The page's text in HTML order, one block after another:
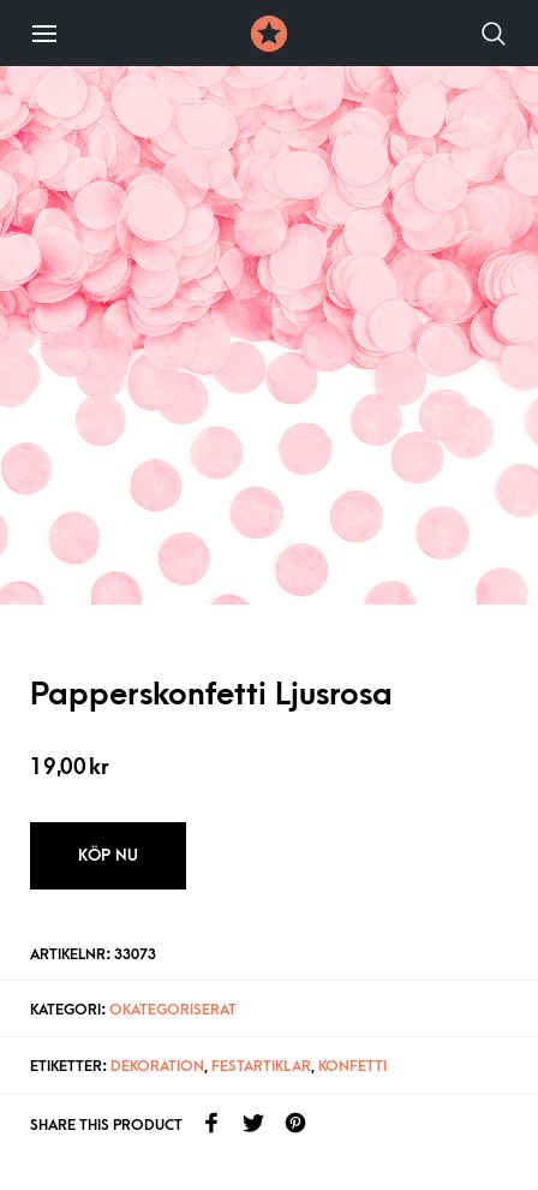
Papperskonfetti Ljusrosa
19,00 kr
KÖP NU
ARTIKELNR: 33073
KATEGORI: OKATEGORISERAT
ETIKETTER: DEKORATION, FESTARTIKLAR, KONFETTI
SHARE THIS PRODUCT